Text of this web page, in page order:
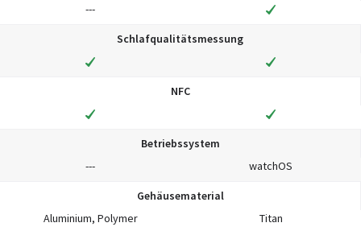
---
Schlafqualitätsmessung
NFC
Betriebssystem
---
watchOS
Gehäusematerial
Aluminium, Polymer
Titan